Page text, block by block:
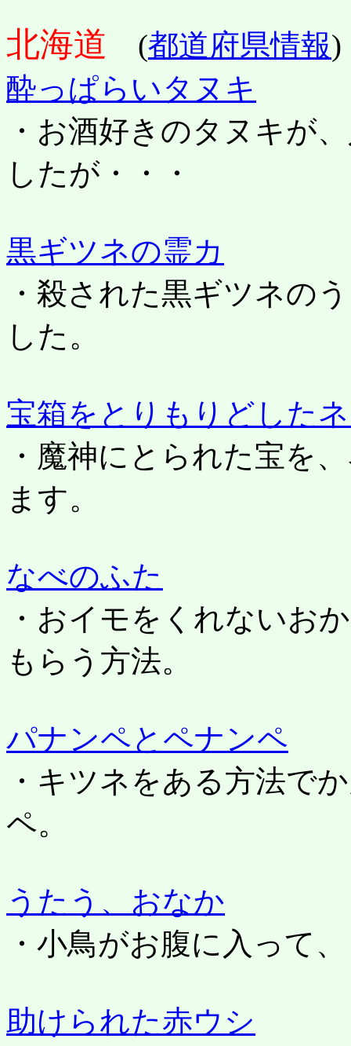
北海道 (都道府県情報)
酔っぱらいタヌキ
・お酒好きのタヌキが
したが・・・
黒ギツネの霊カ
・殺された黒ギツネの
した。
宝箱をとりもりどした
・魔神にとられた宝を
ます。
なべのふた
・おイモをくれないお
もらう方法。
パナンペとペナンペ
・キツネをある方法で
ペ。
うたう、おなか
・小鳥がお腹に入って
助けられた赤ウシ